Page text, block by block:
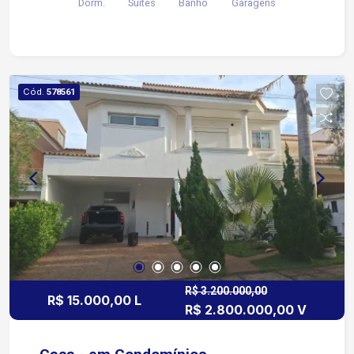
disjuntores.
Dorm. Suítes Banho Garagens
Cód. 578561
R$ 15.000,00 L
R$ 3.200.000,00
R$ 2.800.000,00 V